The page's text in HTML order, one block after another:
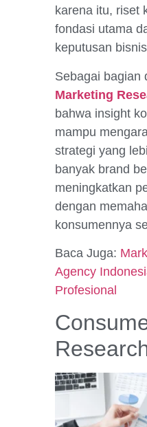
karena itu, riset
fondasi utama
keputusan
Sebagai bagian
Marketing
bahwa insight
mampu
strategi yang
banyak brand
meningkatkan
dengan
konsumennya
Baca Juga:
Agency
Profesional